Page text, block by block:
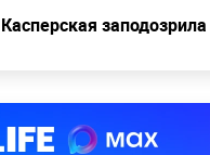
Касперская